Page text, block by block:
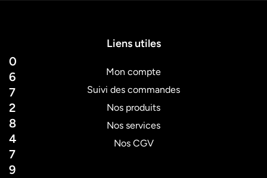
0
6
7
2
8
4
7
9
Liens utiles
Mon compte
Suivi des commandes
Nos produits
Nos services
Nos CGV